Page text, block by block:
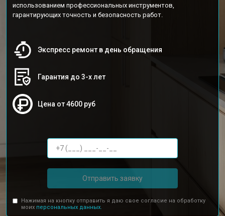
использованием профессиональных инструментов,
гарантирующих точность и безопасность работ.
Экспресс ремонт в день обращения
Гарантия до 3-х лет
Цена от 4600 руб
Отправить заявку
Нажимая на кнопку отправить я даю свое согласие на обработку
моих персональных данных.